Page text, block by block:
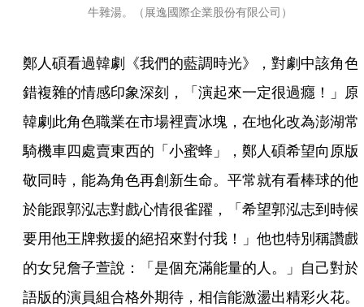
牛雜湯。（展逸國際企業股份有限公司）
鄭人碩看過韓劇《我們的藍調時光》，對劇中該角色
錯複雜的情感印象深刻，「演起來一定很過癮！」原
韓劇此角色職業在市場裡賣冰塊，在地化改為澎湖常
騎機車四處賣東西的「小蜜蜂」，鄭人碩希望向原版
敬同時，能為角色再創新生命。平常就有看棒球的他
於能跟郭泓志對戲心情很雀躍，「希望郭泓志到時候
要用他王牌救援的絕招來對付我！」他也特別稱讚戲
的女兒詹子萱說：「是個充滿能量的人。」自己對於
語版的演員組合格外期待，相信能激盪出精彩火花。